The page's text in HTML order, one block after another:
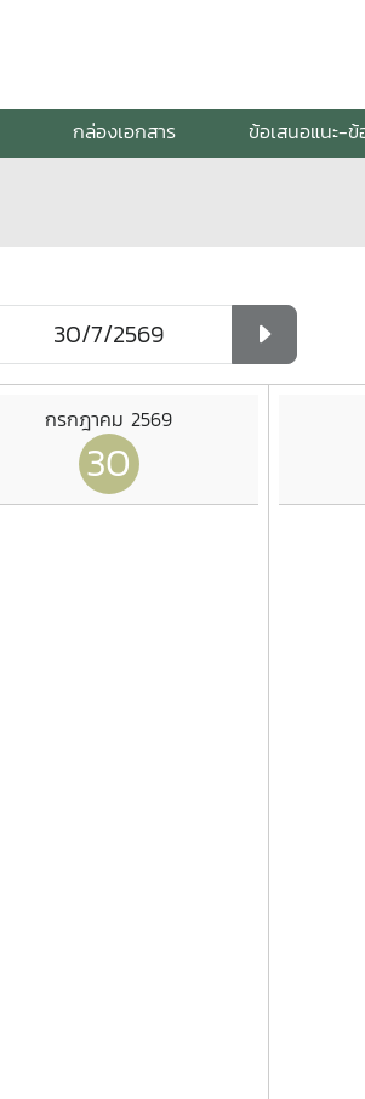
กล่องเอกสาร ข้อเสนอแนะ-ข้
กรกฎาคม 2569
30